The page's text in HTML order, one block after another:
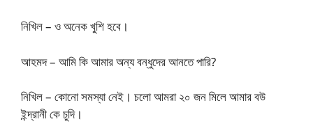
নিখিল – ও অনেক খুশি হবে।
আহমদ – আমি কি আমার অন্য বন্ধুদের আনতে পারি?
নিখিল – কোনো সমস্যা নেই। চলো আমরা ২০ জন মিলে আমার বউ
ইন্দ্রানী কে চুদি।